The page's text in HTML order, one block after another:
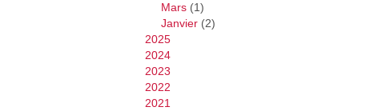
Mars (1)
Janvier (2)
2025
2024
2023
2022
2021